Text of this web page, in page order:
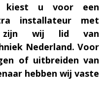
kiest u voor een
installateur met
zijn wij lid van
Nederland. Voor
of uitbreiden van
hebben wij vaste